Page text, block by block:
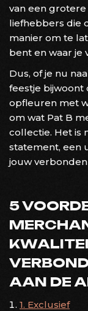
van een
liefhebbers die
manier om te
bent en waar je
Dus, of je nu
feestje bijwoont
opfleuren met
om wat Pat B
collectie. Het is
statement, een
jouw
5
AAN DE
1. Exclusief